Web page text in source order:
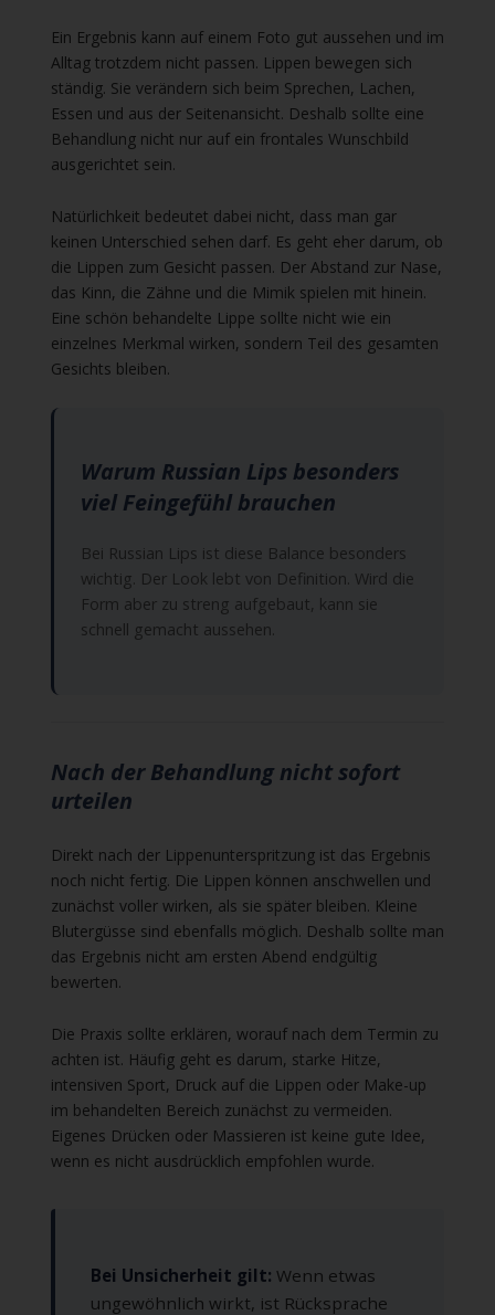
Ein Ergebnis kann auf einem Foto gut aussehen und im
Alltag trotzdem nicht passen. Lippen bewegen sich
ständig. Sie verändern sich beim Sprechen, Lachen,
Essen und aus der Seitenansicht. Deshalb sollte eine
Behandlung nicht nur auf ein frontales Wunschbild
ausgerichtet sein.
Natürlichkeit bedeutet dabei nicht, dass man gar
keinen Unterschied sehen darf. Es geht eher darum, ob
die Lippen zum Gesicht passen. Der Abstand zur Nase,
das Kinn, die Zähne und die Mimik spielen mit hinein.
Eine schön behandelte Lippe sollte nicht wie ein
einzelnes Merkmal wirken, sondern Teil des gesamten
Gesichts bleiben.
Warum Russian Lips besonders
viel Feingefühl brauchen
Bei Russian Lips ist diese Balance besonders
wichtig. Der Look lebt von Definition. Wird die
Form aber zu streng aufgebaut, kann sie
schnell gemacht aussehen.
Nach der Behandlung nicht sofort
urteilen
Direkt nach der Lippenunterspritzung ist das Ergebnis
noch nicht fertig. Die Lippen können anschwellen und
zunächst voller wirken, als sie später bleiben. Kleine
Blutergüsse sind ebenfalls möglich. Deshalb sollte man
das Ergebnis nicht am ersten Abend endgültig
bewerten.
Die Praxis sollte erklären, worauf nach dem Termin zu
achten ist. Häufig geht es darum, starke Hitze,
intensiven Sport, Druck auf die Lippen oder Make-up
im behandelten Bereich zunächst zu vermeiden.
Eigenes Drücken oder Massieren ist keine gute Idee,
wenn es nicht ausdrücklich empfohlen wurde.
Bei Unsicherheit gilt: Wenn etwas
ungewöhnlich wirkt, ist Rücksprache